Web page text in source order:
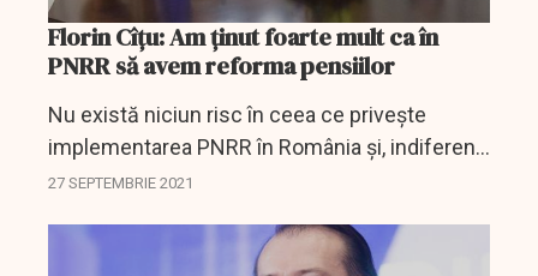
Florin Cîțu: Am ţinut foarte mult ca în
PNRR să avem reforma pensiilor
Nu există niciun risc în ceea ce priveşte
implementarea PNRR în România şi, indiferent
de declaraţiile politice din această perioadă, nu
care...
27 SEPTEMBRIE 2021